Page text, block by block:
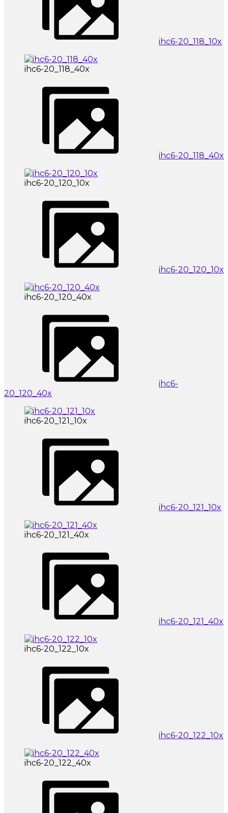
ihc6-20_118_10x
ihc6-20_118_40x
ihc6-20_118_40x
ihc6-20_120_10x
ihc6-20_120_10x
ihc6-20_120_40x
ihc6-
20_120_40x
ihc6-20_121_10x
ihc6-20_121_10x
ihc6-20_121_40x
ihc6-20_121_40x
ihc6-20_122_10x
ihc6-20_122_10x
ihc6-20_122_40x